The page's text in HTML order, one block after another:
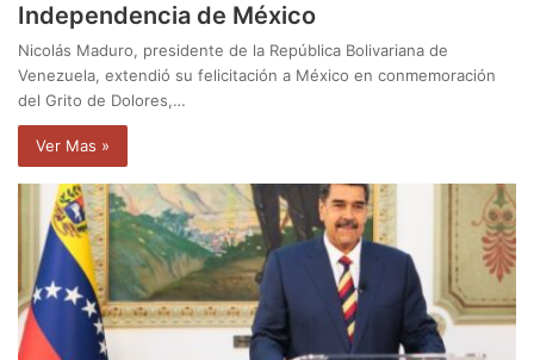
Independencia de México
Nicolás Maduro, presidente de la República Bolivariana de
Venezuela, extendió su felicitación a México en conmemoración
del Grito de Dolores,…
Ver Mas »